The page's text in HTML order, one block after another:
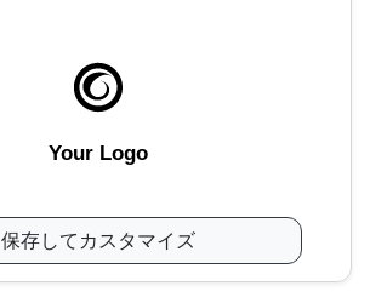
Your Logo
保存してカスタマイズ